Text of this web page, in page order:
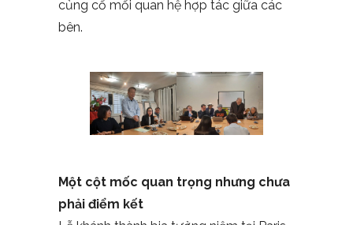
củng cố mối quan hệ hợp tác giữa các
bên.
Một cột mốc quan trọng nhưng chưa
phải điểm kết